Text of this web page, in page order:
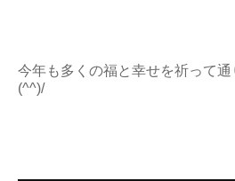
今年も多くの福と幸せを祈って
(^^)/